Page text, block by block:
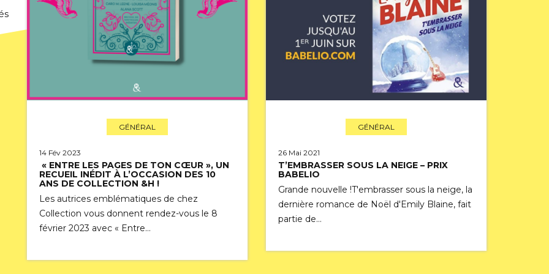
GÉNÉRAL
14 Fév 2023
« ENTRE LES PAGES DE TON CŒUR », UN
RECUEIL INÉDIT À L’OCCASION DES 10
ANS DE COLLECTION &H !
Les autrices emblématiques de chez
Collection vous donnent rendez-vous le 8
février 2023 avec « Entre…
GÉNÉRAL
26 Mai 2021
T’EMBRASSER SOUS LA NEIGE – PRIX
BABELIO
Grande nouvelle !T'embrasser sous la neige, la
dernière romance de Noël d'Emily Blaine, fait
partie de…